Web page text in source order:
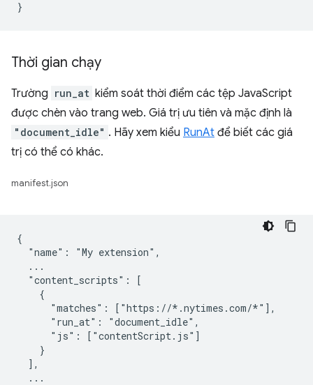
Thời gian chạy
Trường run_at kiểm soát thời điểm các tệp JavaScript
được chèn vào trang web. Giá trị ưu tiên và mặc định là
"document_idle" . Hãy xem kiểu RunAt để biết các giá
trị có thể có khác.
manifest.json
{
  "name": "My extension",
  ...
  "content_scripts": [
    {
      "matches": ["https://*.nytimes.com/*"],
      "run_at": "document_idle",
      "js": ["contentScript.js"]
    }
  ],
  ...